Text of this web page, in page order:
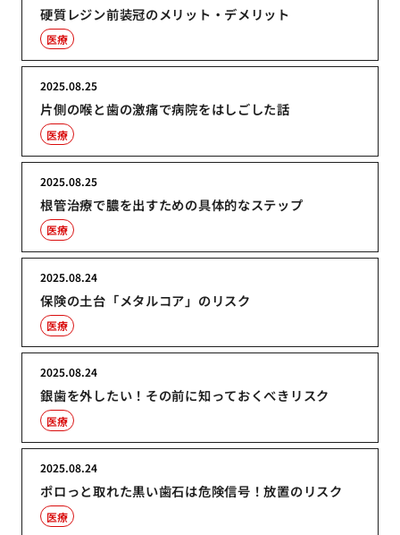
硬質レジン前装冠のメリット・デメリット
医療
片側の喉と歯の激痛で病院をはしごした話
2025.08.25
医療
根管治療で膿を出すための具体的なステップ
2025.08.25
医療
保険の土台「メタルコア」のリスク
2025.08.24
医療
銀歯を外したい！その前に知っておくべきリスク
2025.08.24
医療
ポロっと取れた黒い歯石は危険信号！放置のリスク
2025.08.24
医療